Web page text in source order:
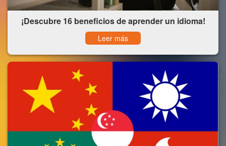
¡Descubre 16 beneficios de aprender un idioma!
Leer más